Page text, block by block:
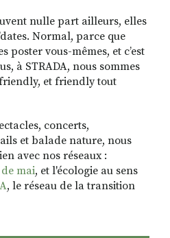
nulle part ailleurs, elles
Normal, parce que
poster vous-mêmes, et c’est
à STRADA, nous sommes
et friendly tout
concerts,
et balade nature, nous
avec nos réseaux :
de mai, et l'écologie au sens
, le réseau de la transition